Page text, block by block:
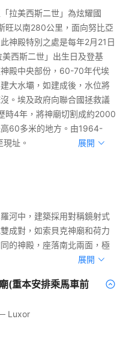
拉美西斯二世」為炫耀國
旺以南280公里，面向努比亞
神殿特別之處是每年2月21日
西斯二世」出生日及登基
殿中央部份，60-70年代埃
大水壩，如建成後，水位將
。埃及政府向聯合國拯救議
時4年，將神廟切割成約2000
60多米的地方。由1964-
址。
展開
河中，建築採用對稱鏡射式
成對，如索貝克神廟和荷力
的神殿，座落南北兩面，極
展開
(重本安排乘馬車前
Luxor